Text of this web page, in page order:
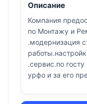
Описание
Компания
по Монтажу и
.модернизация
.сервис.по
урфо и за его